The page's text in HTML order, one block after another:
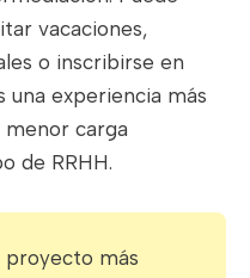
vacaciones,
o inscribirse en
una experiencia más
menor carga
de RRHH.
proyecto más